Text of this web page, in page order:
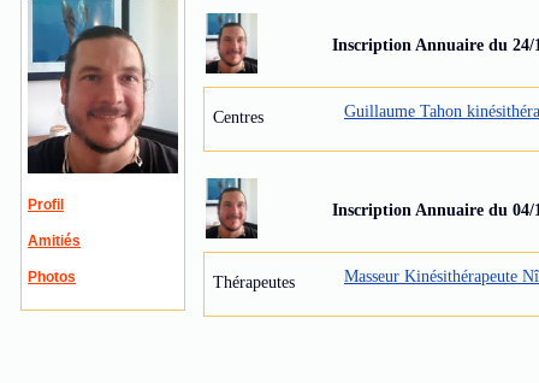
Profil
Amitiés
Photos
Inscription Annuaire du 24/
Centres Guillaume Tahon
Inscription Annuaire du 04/
Thérapeutes Masseur Kinésithérapeute